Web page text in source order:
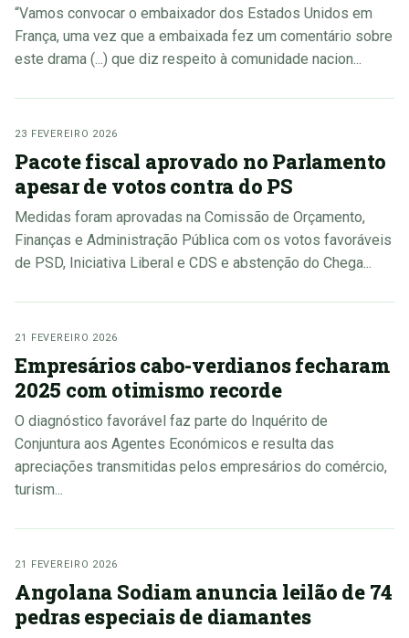
“Vamos convocar o embaixador dos Estados Unidos em
França, uma vez que a embaixada fez um comentário sobre
este drama (...) que diz respeito à comunidade nacion...
23 FEVEREIRO 2026
Pacote fiscal aprovado no Parlamento
apesar de votos contra do PS
Medidas foram aprovadas na Comissão de Orçamento,
Finanças e Administração Pública com os votos favoráveis
de PSD, Iniciativa Liberal e CDS e abstenção do Chega...
21 FEVEREIRO 2026
Empresários cabo-verdianos fecharam
2025 com otimismo recorde
O diagnóstico favorável faz parte do Inquérito de
Conjuntura aos Agentes Económicos e resulta das
apreciações transmitidas pelos empresários do comércio,
turism...
21 FEVEREIRO 2026
Angolana Sodiam anuncia leilão de 74
pedras especiais de diamantes